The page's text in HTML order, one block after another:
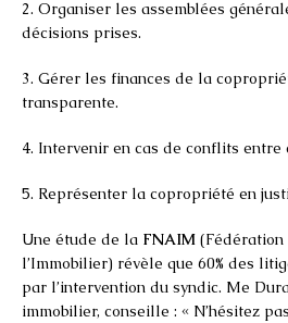
2. Organiser les assemblées
décisions prises.
3. Gérer les finances de la
transparente.
4. Intervenir en cas de conflits
5. Représenter la copropriété en
Une étude de la FNAIM
l’Immobilier) révèle que 60% des
par l’intervention du syndic. Me
immobilier, conseille : « N’hésitez